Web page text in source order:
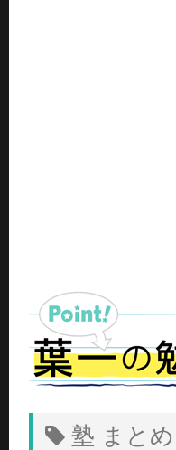
塾 まとめ